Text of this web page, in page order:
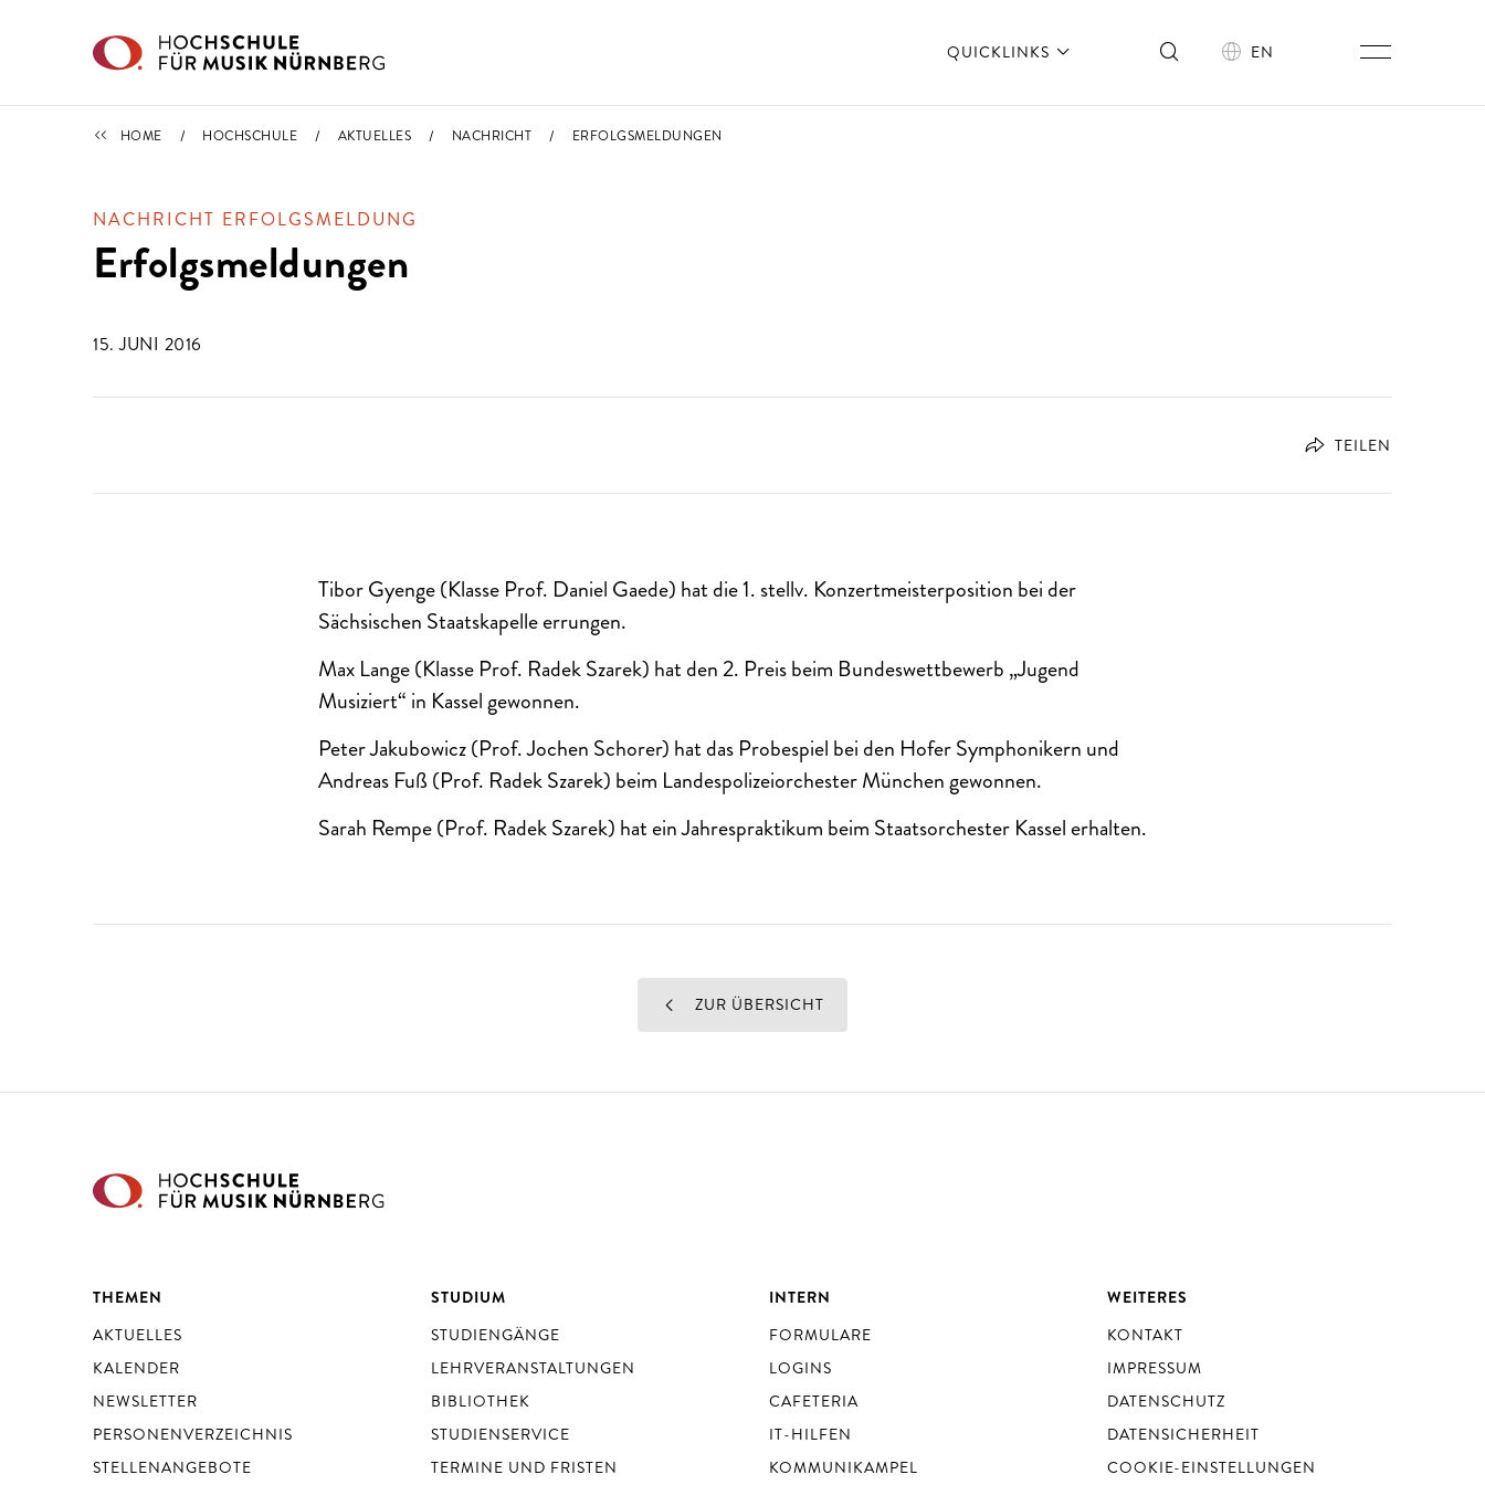
QUICKLINKS EN
IMPORTIERT
HOME HOCHSCHULE AKTUELLES NACHRICHT ERFOLGSMELDUNGEN
NACHRICHT ERFOLGSMELDUNG
Erfolgsmeldungen
15. JUNI 2016
TEILEN
Tibor Gyenge (Klasse Prof. Daniel Gaede) hat die 1. stellv. Konzertmeisterposition bei der
Sächsischen Staatskapelle errungen.
Max Lange (Klasse Prof. Radek Szarek) hat den 2. Preis beim Bundeswettbewerb „Jugend
Musiziert“ in Kassel gewonnen.
Peter Jakubowicz (Prof. Jochen Schorer) hat das Probespiel bei den Hofer Symphonikern und
Andreas Fuß (Prof. Radek Szarek) beim Landespolizeiorchester München gewonnen.
Sarah Rempe (Prof. Radek Szarek) hat ein Jahrespraktikum beim Staatsorchester Kassel erhalten.
ZUR ÜBERSICHT
THEMEN
AKTUELLES
KALENDER
NEWSLETTER
PERSONENVERZEICHNIS
STELLENANGEBOTE
STUDIUM
STUDIENGÄNGE
LEHRVERANSTALTUNGEN
BIBLIOTHEK
STUDIENSERVICE
TERMINE UND FRISTEN
INTERN
FORMULARE
LOGINS
CAFETERIA
IT-HILFEN
KOMMUNIKAMPEL
WEITERES
KONTAKT
IMPRESSUM
DATENSCHUTZ
DATENSICHERHEIT
COOKIE-EINSTELLUNGEN